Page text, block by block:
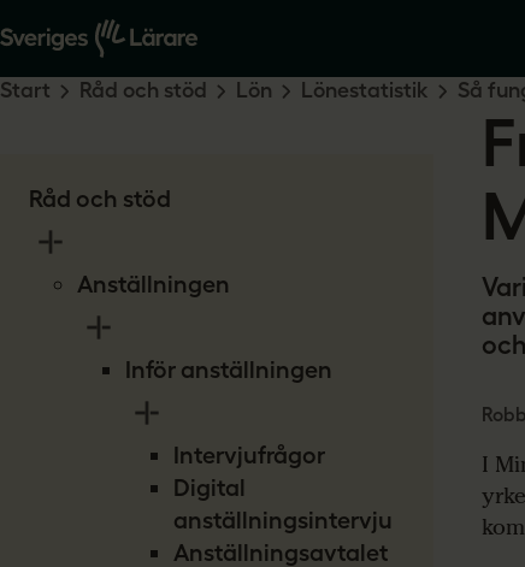
Råd och stöd
Anställningen
Inför anställningen
Intervjufrågor
Digital
anställningsintervju
Anställningsavtalet
Start Råd och stöd Lön Lönestatistik Så
I